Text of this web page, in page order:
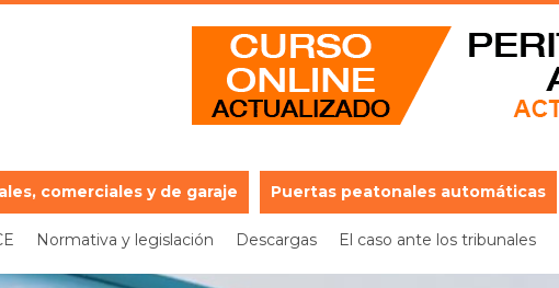
comerciales y de garaje Puertas peatonales automáticas
Normativa y legislación Descargas El caso ante los tribunales